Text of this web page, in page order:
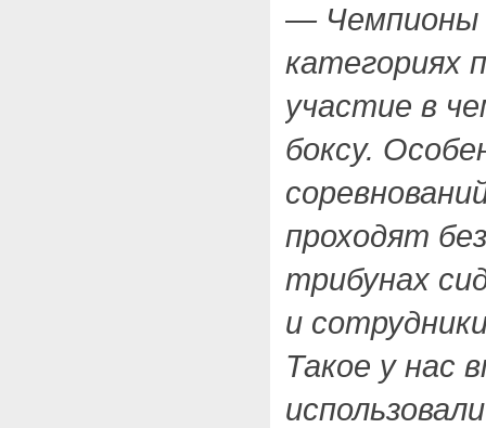
— Чемпионы
категориях
участие в
боксу.
проходят
трибунах
и
Такое у нас